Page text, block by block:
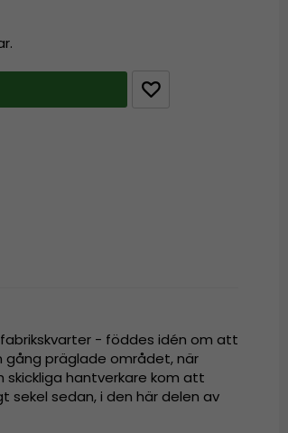
- föddes idén om att
präglade området, när
hantverkare kom att
sekel sedan, i den här delen av